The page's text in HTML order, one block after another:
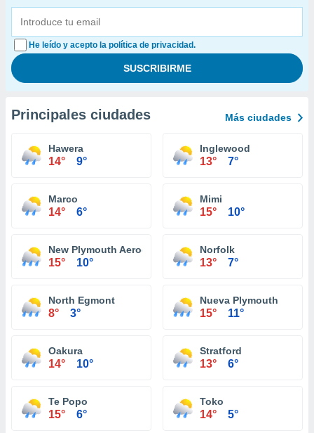
He leído y acepto la política de privacidad.
Principales ciudades Más ciudades
Hawera
14° 9°
Inglewood
13° 7°
Marco
14° 6°
Mimi
15° 10°
New Plymouth Aerodrome
15° 10°
Norfolk
13° 7°
North Egmont
8° 3°
Nueva Plymouth
15° 11°
Oakura
14° 10°
Stratford
13° 6°
Te Popo
15° 6°
Toko
14° 5°